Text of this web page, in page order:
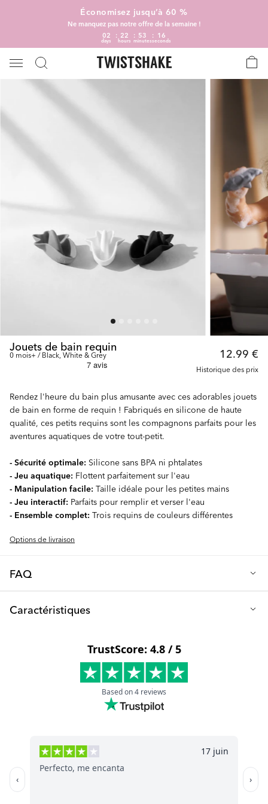
Économisez jusqu’à 60 %
Ne manquez pas notre offre de la semaine !
02
days
22
hours
53
minutes
16
seconds
Jouets de bain requin
0 mois+ / Black, White & Grey 12.99 €
Historique des prix
Rendez l'heure du bain plus amusante avec ces adorables jouets
de bain en forme de requin ! Fabriqués en silicone de haute
qualité, ces petits requins sont les compagnons parfaits pour les
aventures aquatiques de votre tout-petit.
- Sécurité optimale: Silicone sans BPA ni phtalates
- Jeu aquatique: Flottent parfaitement sur l'eau
- Manipulation facile: Taille idéale pour les petites mains
- Jeu interactif: Parfaits pour remplir et verser l'eau
- Ensemble complet: Trois requins de couleurs différentes
Options de livraison
FAQ
Nos jouets de bain sont fabriqués en silicone, garantissant qu'ils
Caractéristiques
Sans : BPA et phtalates
Âge recommandé : A partir de 0 mois